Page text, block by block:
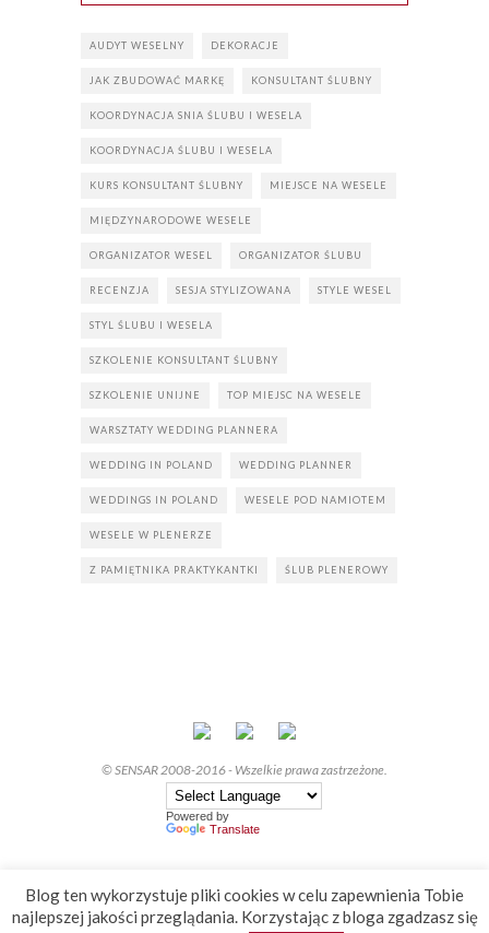
AUDYT WESELNY DEKORACJE
JAK ZBUDOWAĆ MARKĘ KONSULTANT ŚLUBNY
KOORDYNACJA SNIA ŚLUBU I WESELA
KOORDYNACJA ŚLUBU I WESELA
KURS KONSULTANT ŚLUBNY MIEJSCE NA WESELE
MIĘDZYNARODOWE WESELE
ORGANIZATOR WESEL ORGANIZATOR ŚLUBU
RECENZJA SESJA STYLIZOWANA STYLE WESEL
STYL ŚLUBU I WESELA
SZKOLENIE KONSULTANT ŚLUBNY
SZKOLENIE UNIJNE TOP MIEJSC NA WESELE
WARSZTATY WEDDING PLANNERA
WEDDING IN POLAND WEDDING PLANNER
WEDDINGS IN POLAND WESELE POD NAMIOTEM
WESELE W PLENERZE
Z PAMIĘTNIKA PRAKTYKANTKI ŚLUB PLENEROWY
© SENSAR 2008-2016 - Wszelkie prawa zastrzeżone.
Powered by
Translate
Blog ten wykorzystuje pliki cookies w celu zapewnienia Tobie
najlepszej jakości przeglądania. Korzystając z bloga zgadzasz się